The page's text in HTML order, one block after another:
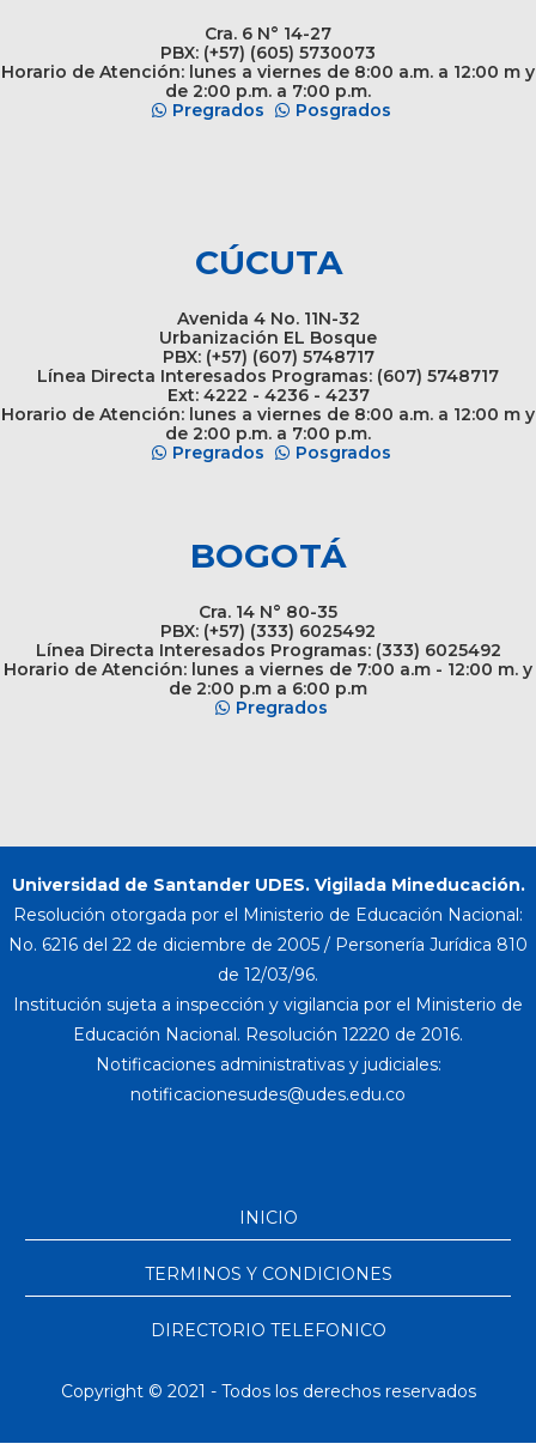
Cra. 6 N° 14-27
PBX: (+57) (605) 5730073
Horario de Atención: lunes a viernes de 8:00 a.m. a 12:00 m y
de 2:00 p.m. a 7:00 p.m.
Pregrados
Posgrados
CÚCUTA
Avenida 4 No. 11N-32
Urbanización EL Bosque
PBX: (+57) (607) 5748717
Línea Directa Interesados Programas: (607) 5748717
Ext: 4222 - 4236 - 4237
Horario de Atención: lunes a viernes de 8:00 a.m. a 12:00 m y
de 2:00 p.m. a 7:00 p.m.
Pregrados
Posgrados
BOGOTÁ
Cra. 14 N° 80-35
PBX: (+57) (333) 6025492
Línea Directa Interesados Programas: (333) 6025492
Horario de Atención: lunes a viernes de 7:00 a.m - 12:00 m. y
de 2:00 p.m a 6:00 p.m
Pregrados
Universidad de Santander UDES. Vigilada Mineducación.
Resolución otorgada por el Ministerio de Educación Nacional:
No. 6216 del 22 de diciembre de 2005 / Personería Jurídica 810
de 12/03/96.
Institución sujeta a inspección y vigilancia por el Ministerio de
Educación Nacional. Resolución 12220 de 2016.
Notificaciones administrativas y judiciales:
INICIO
TERMINOS Y CONDICIONES
DIRECTORIO TELEFONICO
Copyright © 2021 - Todos los derechos reservados